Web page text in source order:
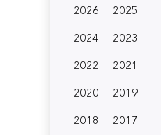
2026
2025
2024
2023
2022
2021
2020
2019
2018
2017